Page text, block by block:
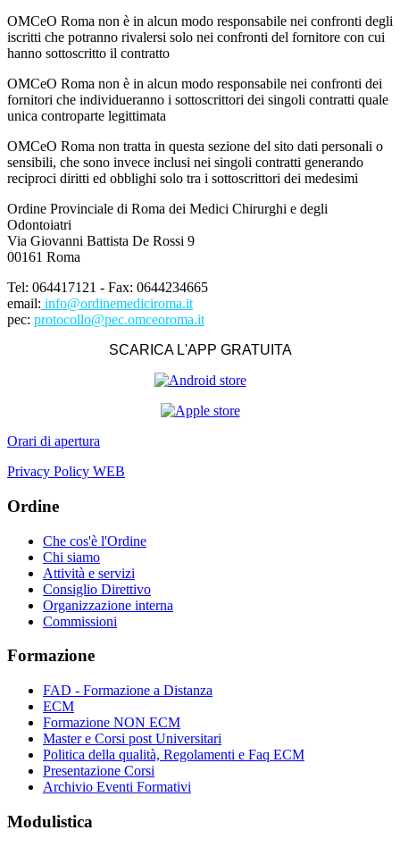
OMCeO Roma non è in alcun modo responsabile nei confronti degli
iscritti che potranno rivalersi solo nei confronti del fornitore con cui
hanno sottoscritto il contratto
OMCeO Roma non è in alcun modo responsabile nei confronti dei
fornitori che individueranno i sottoscrittori dei singoli contratti quale
unica controparte legittimata
OMCeO Roma non tratta in questa sezione del sito dati personali o
sensibili, che sono invece inclusi nei singoli contratti generando
reciproci diritti ed obblighi solo tra i sottoscrittori dei medesimi
Ordine Provinciale di Roma dei Medici Chirurghi e degli
Odontoiatri
Via Giovanni Battista De Rossi 9
00161 Roma
Tel: 064417121 - Fax: 0644234665
email: info@ordinemediciroma.it
pec: protocollo@pec.omceoroma.it
SCARICA L'APP GRATUITA
Orari di apertura
Privacy Policy WEB
Ordine
Che cos'è l'Ordine
Chi siamo
Attività e servizi
Consiglio Direttivo
Organizzazione interna
Commissioni
Formazione
FAD - Formazione a Distanza
ECM
Formazione NON ECM
Master e Corsi post Universitari
Politica della qualità, Regolamenti e Faq ECM
Presentazione Corsi
Archivio Eventi Formativi
Modulistica